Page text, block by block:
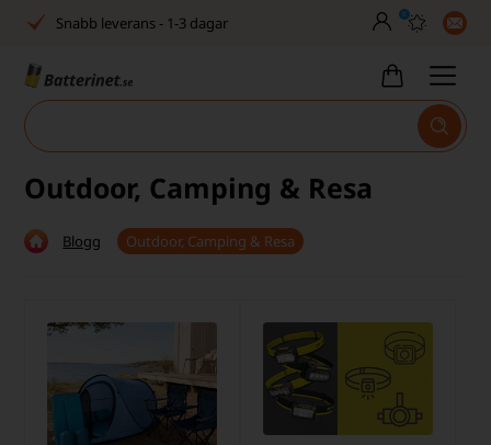
Snabb leverans - 1-3 dagar
Inga dolda avgifter
Bra Trustscore
Billig leverans från 49,-
Fasta låga priser
Tel. är stängd vecka 27–32
0
Outdoor, Camping & Resa
Blogg Outdoor, Camping & Resa